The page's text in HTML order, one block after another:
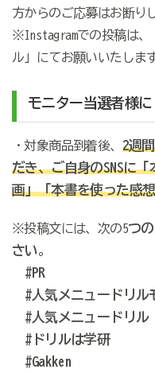
方からのご応募はお断り
※Instagramでの投稿は、
ル」にてお願いいたしま
モニター当選者様
・対象商品到着後、 2週
だき、ご自身のSNSに
画」「本書を使った感
※投稿文には、次の5つ
さい。
#PR
#人気メニュードリル
#人気メニュードリル
#ドリルは学研
#Gakken